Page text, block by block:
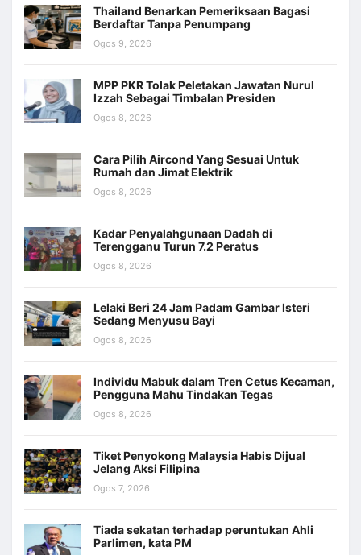
Thailand Benarkan Pemeriksaan Bagasi
Berdaftar Tanpa Penumpang
Ogos 9, 2026
MPP PKR Tolak Peletakan Jawatan Nurul
Izzah Sebagai Timbalan Presiden
Ogos 8, 2026
Cara Pilih Aircond Yang Sesuai Untuk
Rumah dan Jimat Elektrik
Ogos 8, 2026
Kadar Penyalahgunaan Dadah di
Terengganu Turun 7.2 Peratus
Ogos 8, 2026
Lelaki Beri 24 Jam Padam Gambar Isteri
Sedang Menyusu Bayi
Ogos 8, 2026
Individu Mabuk dalam Tren Cetus Kecaman,
Pengguna Mahu Tindakan Tegas
Ogos 8, 2026
Tiket Penyokong Malaysia Habis Dijual
Jelang Aksi Filipina
Ogos 7, 2026
Tiada sekatan terhadap peruntukan Ahli
Parlimen, kata PM